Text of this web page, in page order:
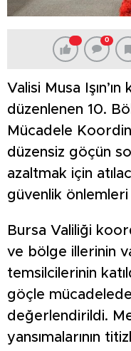
0
Valisi Musa Işın’ın
düzenlenen 10.
Mücadele
düzensiz göçün
azaltmak için
güvenlik önlemleri
Bursa Valiliği
ve bölge illerinin
temsilcilerinin
göçle
değerlendirildi.
yansımalarının